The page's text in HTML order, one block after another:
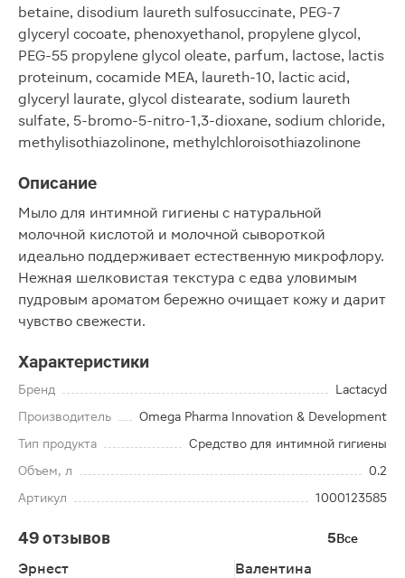
betaine, disodium laureth sulfosuccinate, PEG-7
glyceryl cocoate, phenoxyethanol, propylene glycol,
PEG-55 propylene glycol oleate, parfum, lactose, lactis
proteinum, cocamide MEA, laureth-10, lactic acid,
glyceryl laurate, glycol distearate, sodium laureth
sulfate, 5-bromo-5-nitro-1,3-dioxane, sodium chloride,
methylisothiazolinone, methylchloroisothiazolinone
Описание
Мыло для интимной гигиены с натуральной
молочной кислотой и молочной сывороткой
идеально поддерживает естественную микрофлору.
Нежная шелковистая текстура с едва уловимым
пудровым ароматом бережно очищает кожу и дарит
чувство свежести.
Характеристики
Бренд
Lactacyd
Производитель
Omega Pharma Innovation & Development
Тип продукта
Средство для интимной гигиены
Объем, л
0.2
Артикул
1000123585
49 отзывов 5Все
Эрнест Валентина